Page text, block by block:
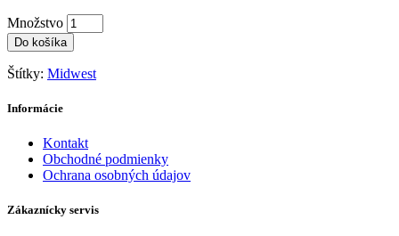
Množstvo
Do košíka
Štítky: Midwest
Informácie
Kontakt
Obchodné podmienky
Ochrana osobných údajov
Zákaznícky servis